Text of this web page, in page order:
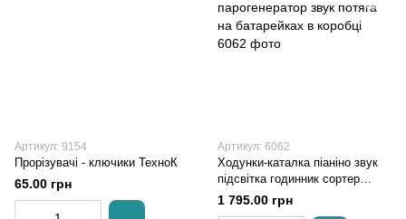
Артикул: 9154
Прорізувачі - ключики ТехноК
65.00 грн
Артикул: 6062
Ходунки-каталка піаніно звук
підсвітка годинник сортер
рухомі елементи
парогенератор звук потяга на
1 795.00 грн